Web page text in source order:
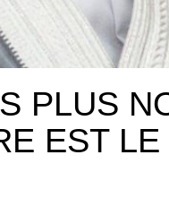
PLUS
EST LE